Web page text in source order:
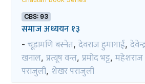
CBS: 93
समाज अध्ययन १३
- चूडामणि बस्नेत, देवराज हुमागाईं,
खनाल, प्रत्यूष वन्त, प्रमोद भट्ट, महेशराज
पराजुली, शेखर पराजुली